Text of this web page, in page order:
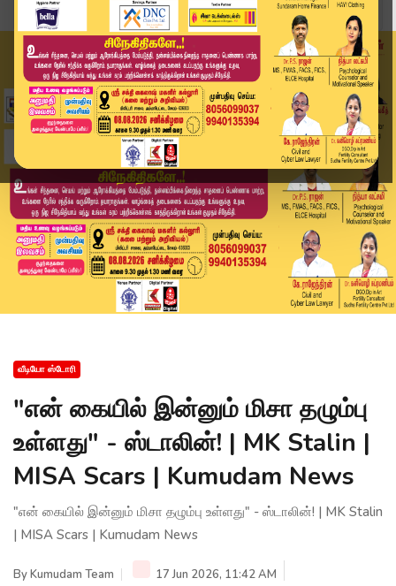
"என் கையில் இன்னும் மிசா தழும்பு உள்ளது" - ஸ்டா...
வீடியோ ஸ்டோரி
"என் கையில் இன்னும் மிசா தழும்பு
உள்ளது" - ஸ்டாலின்! | MK Stalin |
MISA Scars | Kumudam News
"என் கையில் இன்னும் மிசா தழும்பு உள்ளது" - ஸ்டாலின்! | MK Stalin
| MISA Scars | Kumudam News
ByKumudam Team
17 Jun 2026, 11:42 AM